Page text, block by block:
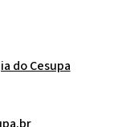
do Cesupa